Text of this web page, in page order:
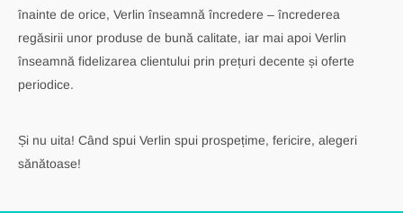
înainte de orice, Verlin înseamnă încredere – încrederea
regăsirii unor produse de bună calitate, iar mai apoi Verlin
înseamnă fidelizarea clientului prin prețuri decente și oferte
periodice.
Și nu uita! Când spui Verlin spui prospețime, fericire, alegeri
sănătoase!